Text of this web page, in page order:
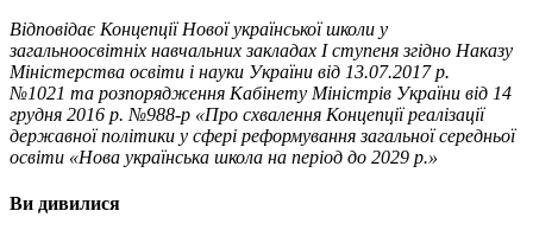
Відповідає Концепції Нової української школи у
загальноосвітніх навчальних закладах I ступеня згідно Наказу
Міністерства освіти і науки України від 13.07.2017 р.
№1021 та розпорядження Кабінету Міністрів України від 14
грудня 2016 р. №988-р «Про схвалення Концепції реалізації
державної політики у сфері реформування загальної середньої
освіти «Нова українська школа на період до 2029 р.»
Ви дивилися